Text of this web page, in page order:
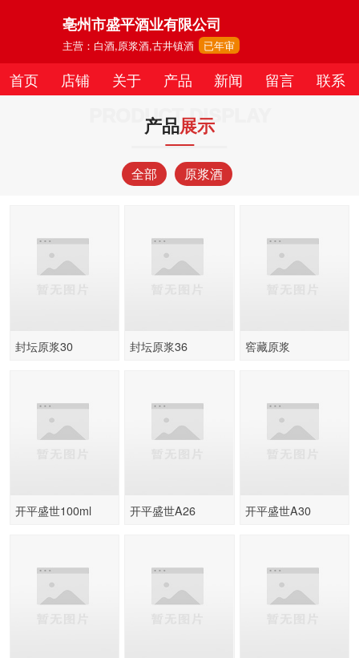
亳州市盛平酒业有限公司
主营：白酒,原浆酒,古井镇酒 已年审
首页 店铺 关于 产品 新闻 留言 联系
PRODUCT DISPLAY
产品展示
全部 原浆酒
封坛原浆30 封坛原浆36 窖藏原浆
开平盛世100ml 开平盛世A26 开平盛世A30